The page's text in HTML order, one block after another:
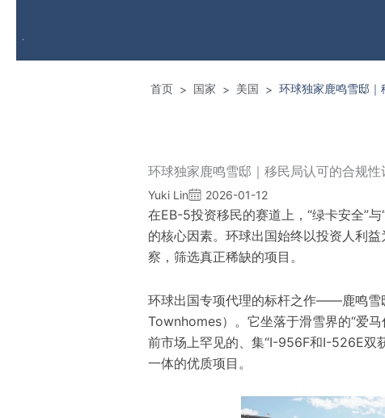
首页 > 国家 > 美国 > 环球独家鹿鸣雪邸
环球独家鹿鸣雪邸｜移民局认可的合规
Yuki Lin 2026-01-12
在EB-5投资移民的赛道上，“绿卡安全”
的核心因素。环球出国始终以投资人利
察，筛选真正稀缺的项目。
环球出国专项代理的标杆之作——鹿鸣
Townhomes）。它坐落于滑雪界的“爱
前市场上罕见的、集“I-956F和I-526E双
一体的优质项目。